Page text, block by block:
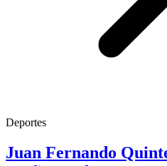
Deportes
Juan Fernando